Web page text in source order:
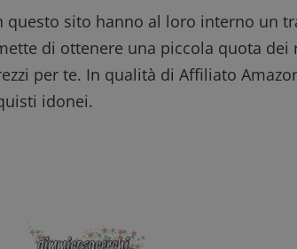
sito hanno al loro interno un
di ottenere una piccola quota dei
per te. In qualità di Affiliato
idonei.
e l'interazione con il sito web, contribuendo a
l'esperienza dell'utente e analizzare le